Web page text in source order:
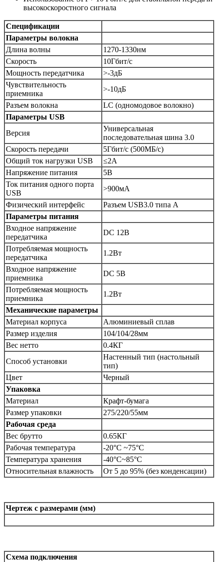
высокоскоростного сигнала
Спецификации
Параметры волокна
Длина волны
1270-1330нм
Скорость
10Гбит/с
Мощность передатчика
>-3дБ
Чувствительность
приемника
>-10дБ
Разъем волокна
LC (одномодовое волокно)
Параметры USB
Версия
Универсальная
последовательная шина 3.0
Скорость передачи
5Гбит/с (500МБ/с)
Общий ток нагрузки USB
≤2А
Напряжение питания
5В
Ток питания одного порта
USB
>900мА
Физический интерфейс
Разъем USB3.0 типа A
Параметры питания
Входное напряжение
передатчика
DC 12В
Потребляемая мощность
передатчика
1.2Вт
Входное напряжение
приемника
DC 5В
Потребляемая мощность
приемника
1.2Вт
Механические параметры
Материал корпуса
Алюминиевый сплав
Размер изделия
104/104/28мм
Вес нетто
0.4КГ
Способ установки
Настенный тип (настольный
тип)
Цвет
Черный
Упаковка
Материал
Крафт-бумага
Размер упаковки
275/220/55мм
Рабочая среда
Вес брутто
0.65КГ
Рабочая температура
-20°C ~75°C
Температура хранения
-40°C~85°C
Относительная влажность
От 5 до 95% (без конденсации)
Чертеж с размерами (мм)
Схема подключения